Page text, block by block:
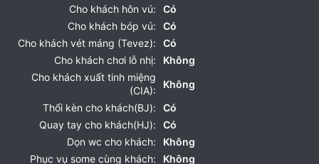
Cho khách hôn vú:
Có
Cho khách bóp vú:
Có
Cho khách vét máng (Tevez):
Có
Cho khách chơi lỗ nhị:
Không
Cho khách xuất tinh miệng
(CIA):
Không
Thổi kèn cho khách(BJ):
Có
Quay tay cho khách(HJ):
Có
Dọn wc cho khách:
Không
Phục vụ some cùng khách:
Không